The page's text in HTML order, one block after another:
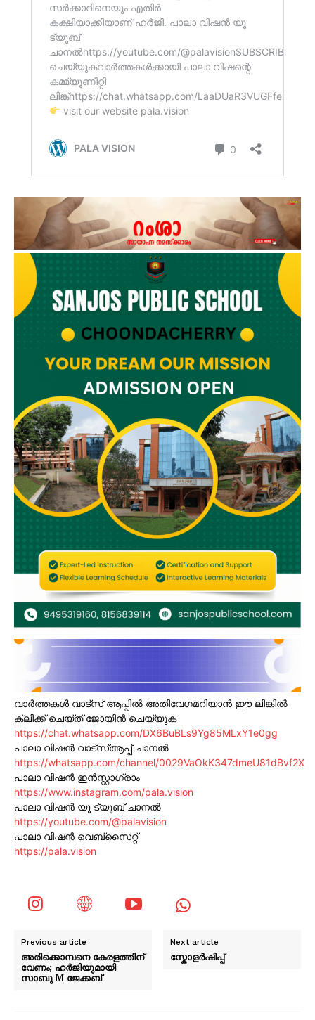
വാർത്തകൾ വാട്സ് ആപ്പിൽ അതിവേഗമറിയാൻ ഈ ലിങ്കിൽ
ക്ലിക്ക് ചെയ്ത് ജോയിൻ ചെയ്യുക
https://chat.whatsapp.com/DX6BuBLs9Yg85MLxY1e0gg
പാലാ വിഷൻ വാട്സ്ആപ്പ് ചാനൽ
https://whatsapp.com/channel/0029VaOkK347dmeU81dBvf2X
പാലാ വിഷൻ ഇൻസ്റ്റാഗ്രാം
https://www.instagram.com/pala.vision
പാലാ വിഷൻ യൂ ട്യൂബ് ചാനൽ
https://youtube.com/@palavision
പാലാ വിഷൻ വെബ്സൈറ്റ്
https://pala.vision
Previous article
അരിക്കൊമ്പനെ കേരളത്തിന്
വേണം; ഹർജിയുമായി
സാബു M ജേക്കബ്
Next article
സ്കോളർഷിപ്പ്